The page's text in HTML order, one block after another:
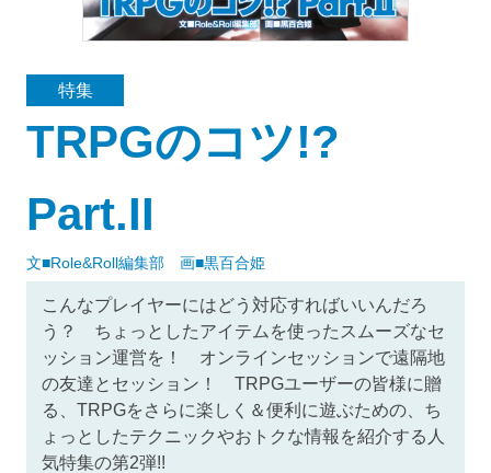
特集
TRPGのコツ!?
Part.II
文■Role&Roll編集部 画■黒百合姫
こんなプレイヤーにはどう対応すればいいんだろ
う？ ちょっとしたアイテムを使ったスムーズなセ
ッション運営を！ オンラインセッションで遠隔地
の友達とセッション！ TRPGユーザーの皆様に贈
る、TRPGをさらに楽しく＆便利に遊ぶための、ち
ょっとしたテクニックやおトクな情報を紹介する人
気特集の第2弾!!